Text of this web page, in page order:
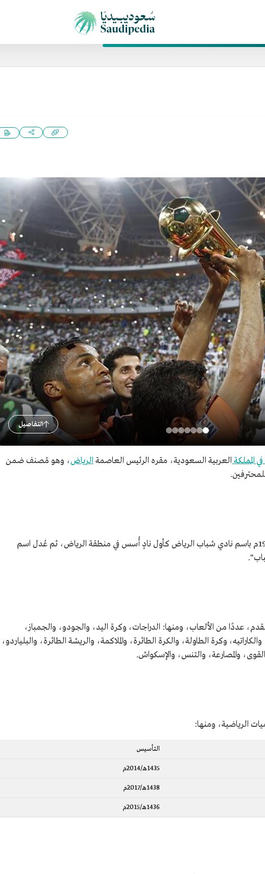
التفاصيل
المملكة العربية السعودية، مقره الرئيس العاصمة الرياض، وهو مُصنف ضمن
تأسس نادي الشباب عام 1367هـ/1947م باسم نادي شباب الرياض كأول نادٍ أُسس في منطقة الرياض، ثم عُدل اسم
عددًا من الألعاب، ومنها: الدراجات، وكرة اليد، والجودو، والجمباز،
وكرة الطاولة، والكرة الطائرة، والملاكمة، والريشة الطائرة، والبلياردو،
والمصارعة، والتنس، والإسكواش.
الرياضية، ومنها:
التأسيس
1435هـ/2014م
1438هـ/2017م
1436هـ/2015م